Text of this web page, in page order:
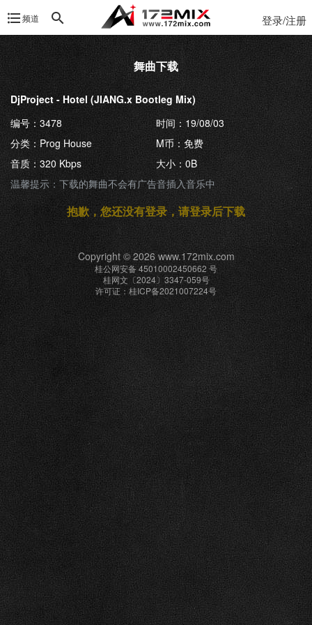
频道 登录/注册
舞曲下载
DjProject - Hotel (JIANG.x Bootleg Mix)
编号：3478
时间：19/08/03
分类：Prog House
M币：免费
音质：320 Kbps
大小：0B
温馨提示：下载的舞曲不会有广告音插入音乐中
抱歉，您还没有登录，请登录后下载
Copyright © 2026 www.172mix.com
桂公网安备 45010002450662 号
桂网文〔2024〕3347-059号
许可证：桂ICP备2021007224号